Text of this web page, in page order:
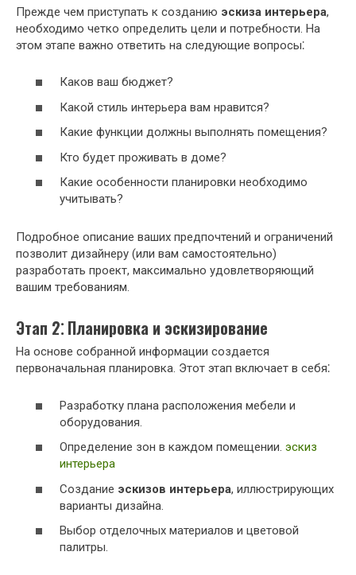
Прежде чем приступать к созданию эскиза интерьера,
необходимо четко определить цели и потребности. На
этом этапе важно ответить на следующие вопросы⁚
Каков ваш бюджет?
Какой стиль интерьера вам нравится?
Какие функции должны выполнять помещения?
Кто будет проживать в доме?
Какие особенности планировки необходимо
учитывать?
Подробное описание ваших предпочтений и ограничений
позволит дизайнеру (или вам самостоятельно)
разработать проект, максимально удовлетворяющий
вашим требованиям.
Этап 2⁚ Планировка и эскизирование
На основе собранной информации создается
первоначальная планировка. Этот этап включает в себя⁚
Разработку плана расположения мебели и
оборудования.
Определение зон в каждом помещении. эскиз
интерьера
Создание эскизов интерьера, иллюстрирующих
варианты дизайна.
Выбор отделочных материалов и цветовой
палитры.